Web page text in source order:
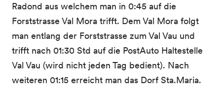
Radond aus welchem man in 0:45 auf die
Forststrasse Val Mora trifft. Dem Val Mora folgt
man entlang der Forststrasse zum Val Vau und
trifft nach 01:30 Std auf die PostAuto Haltestelle
Val Vau (wird nicht jeden Tag bedient). Nach
weiteren 01:15 erreicht man das Dorf Sta.Maria.